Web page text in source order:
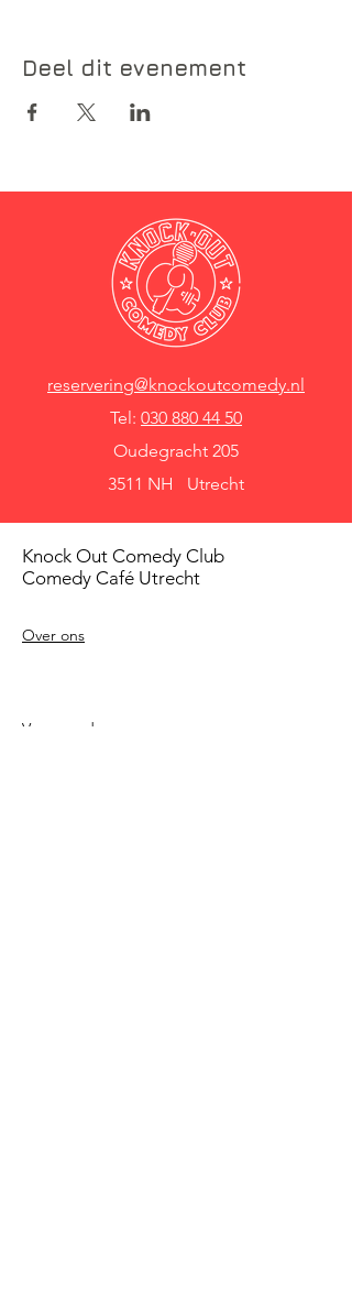
Deel dit evenement
reservering@knockoutcomedy.nl
Tel: 030 880 44 50
Oudegracht 205
3511 NH Utrecht
Knock Out Comedy Club
Comedy Café Utrecht
Over ons
Voorwaarden